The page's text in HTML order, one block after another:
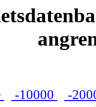
-10000 -